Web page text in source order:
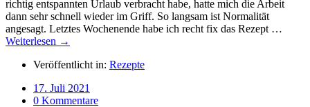
richtig entspannten Urlaub verbracht habe, hatte mich die Arbeit
dann sehr schnell wieder im Griff. So langsam ist Normalität
angesagt. Letztes Wochenende habe ich recht fix das Rezept …
Weiterlesen →
Veröffentlicht in: Rezepte
17. Juli 2021
0 Kommentare